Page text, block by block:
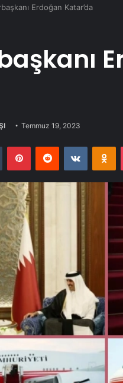
Erdoğan Katar’da
Temmuz 19, 2023
Tumblr PinterestReddit